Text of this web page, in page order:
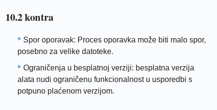
10.2 kontra
Spor oporavak: Proces oporavka može biti malo spor,
posebno za velike datoteke.
Ograničenja u besplatnoj verziji: besplatna verzija
alata nudi ograničenu funkcionalnost u usporedbi s
potpuno plaćenom verzijom.